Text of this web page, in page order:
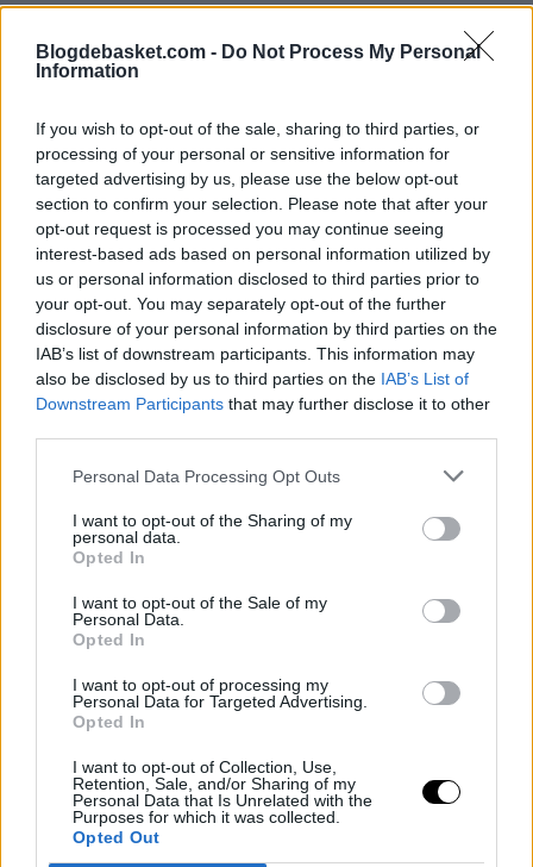
Blogdebasket.com - Do Not Process My Personal
Information
If you wish to opt-out of the sale, sharing to third parties, or
processing of your personal or sensitive information for
targeted advertising by us, please use the below opt-out
section to confirm your selection. Please note that after your
opt-out request is processed you may continue seeing
interest-based ads based on personal information utilized by
us or personal information disclosed to third parties prior to
your opt-out. You may separately opt-out of the further
disclosure of your personal information by third parties on the
IAB’s list of downstream participants. This information may
also be disclosed by us to third parties on the IAB’s List of
Downstream Participants that may further disclose it to other
Personal Data Processing Opt Outs
I want to opt-out of the Sharing of my
personal data.
Opted In
I want to opt-out of the Sale of my
Personal Data.
Opted In
I want to opt-out of processing my
Personal Data for Targeted Advertising.
Opted In
I want to opt-out of Collection, Use,
Retention, Sale, and/or Sharing of my
Personal Data that Is Unrelated with the
Purposes for which it was collected.
Opted Out
incapacidad para poder dar con la tecla exacta y revertir la nefasta
situación en la que está inmersa el equipo, en un éxito que si han
logrado otros compañeros de generación como LeBron o Wade.
"Está siendo un momento muy difícil para mi. Estoy intentando
encontrar la forma de acabar con ésto.Me fijo en lo que han
logrado mis compañeros[en referencia a los éxitos de LeBron
James, Dwyane Wade y Chris Paul]y pienso:'Maldita sea, ¿qué
estoy haciendo mal? Yo debería estar ahí."
Desde que Anthony conquistó el premio al máximo anotador de la
NBA en la misma temporada en la que los Knicks alcanzaron las 54
victorias, tanto él, con sus problemas de rodilla durante el pasado
curso, como el equipo, han entrado en una dinámica negativa de